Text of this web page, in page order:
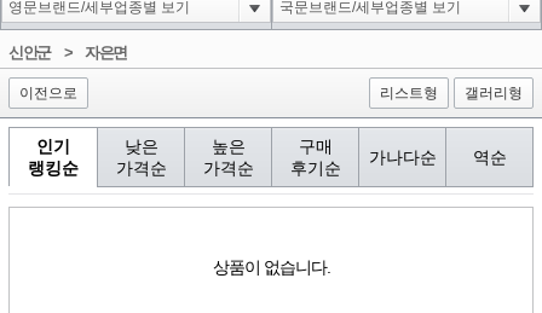
아이콘
1
신안군> 자은면
이전으로 리스트형 갤러리형
인기
랭킹순
낮은
가격순
높은
가격순
구매
후기순
가나다순 역순
상품이 없습니다.